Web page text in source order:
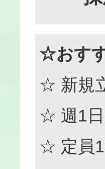
☆おす
☆ 新規
☆ 週1
☆ 定員